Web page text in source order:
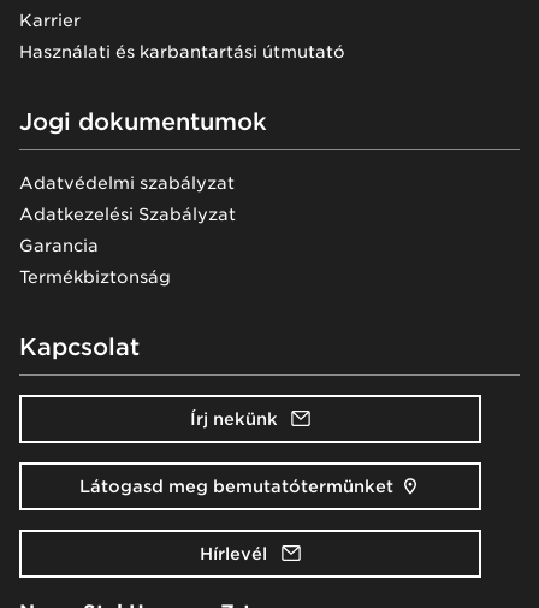
Karrier
Használati és karbantartási útmutató
Jogi dokumentumok
Adatvédelmi szabályzat
Adatkezelési Szabályzat
Garancia
Termékbiztonság
Kapcsolat
Írj nekünk
Látogasd meg bemutatótermünket
Hírlevél